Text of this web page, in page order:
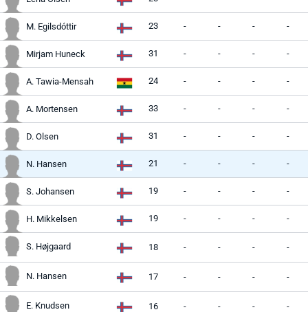
M. Egilsdóttir 23 - - - -
Mirjam Huneck 31 - - - -
A. Tawia-Mensah 24 - - - -
A. Mortensen 33 - - - -
D. Olsen 31 - - - -
N. Hansen 21 - - - -
S. Johansen 19 - - - -
H. Mikkelsen 19 - - - -
S. Højgaard 18 - - - -
N. Hansen 17 - - - -
E. Knudsen 16 - - - -